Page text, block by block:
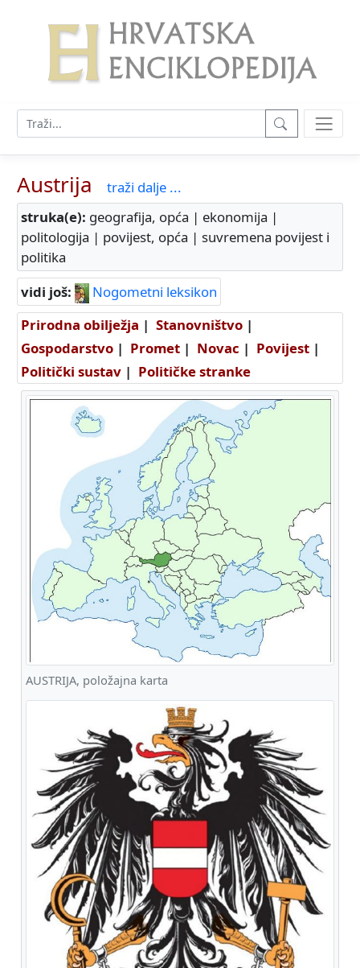
Austrija
traži dalje ...
struka(e): geografija, opća | ekonomija |
politologija | povijest, opća | suvremena povijest i
politika
vidi još:
Nogometni leksikon
Prirodna obilježja | Stanovništvo |
Gospodarstvo | Promet | Novac | Povijest |
Politički sustav | Političke stranke
AUSTRIJA, položajna karta